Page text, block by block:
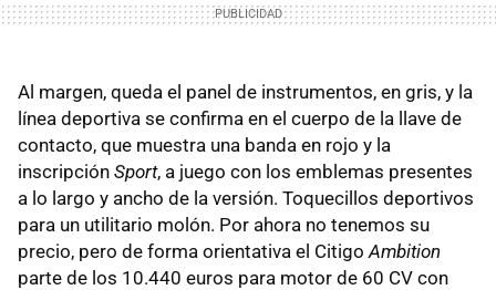
Al margen, queda el panel de instrumentos, en gris, y la
línea deportiva se confirma en el cuerpo de la llave de
contacto, que muestra una banda en rojo y la
inscripción Sport, a juego con los emblemas presentes
a lo largo y ancho de la versión. Toquecillos deportivos
para un utilitario molón. Por ahora no tenemos su
precio, pero de forma orientativa el Citigo Ambition
parte de los 10.440 euros para motor de 60 CV con